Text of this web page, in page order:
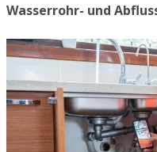
Wasserrohr- und